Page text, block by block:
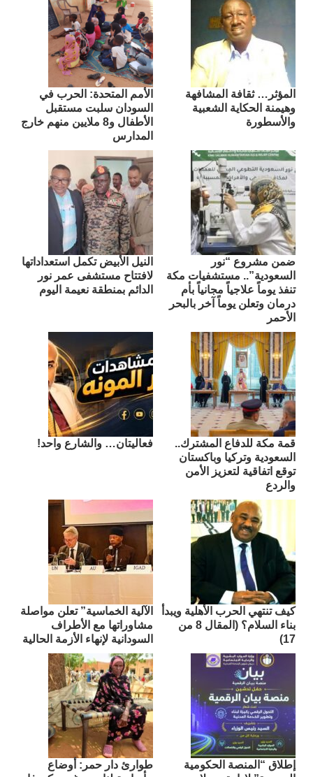
المؤثر… ثقافة المشافهة
وهيمنة الحكاية الشعبية
والأسطورة
الأمم المتحدة: الحرب في
السودان سلبت مستقبل
الأطفال و8 ملايين منهم خارج
المدارس
ضمن مشروع “نور
السعودية”.. مستشفيات مكة
تنفذ يوماً علاجياً مجانياً بأم
درمان وتعلن يوماً آخر بالبحر
الأحمر
النيل الأبيض تكمل استعداداتها
لافتتاح مستشفى عمر نور
الدائم بمنطقة نعيمة اليوم
قمة مكة للدفاع المشترك..
السعودية وتركيا وباكستان
توقع اتفاقية لتعزيز الأمن
والردع
فعاليتان… والشارع واحد!
كيف تنتهي الحرب الأهلية ويبدأ
بناء السلام؟ (المقال 8 من
17)
الآلية الخماسية” تعلن مواصلة
مشاوراتها مع الأطراف
السودانية لإنهاء الأزمة الحالية
إطلاق “المنصة الحكومية
طوارئ دار حمر: أوضاع